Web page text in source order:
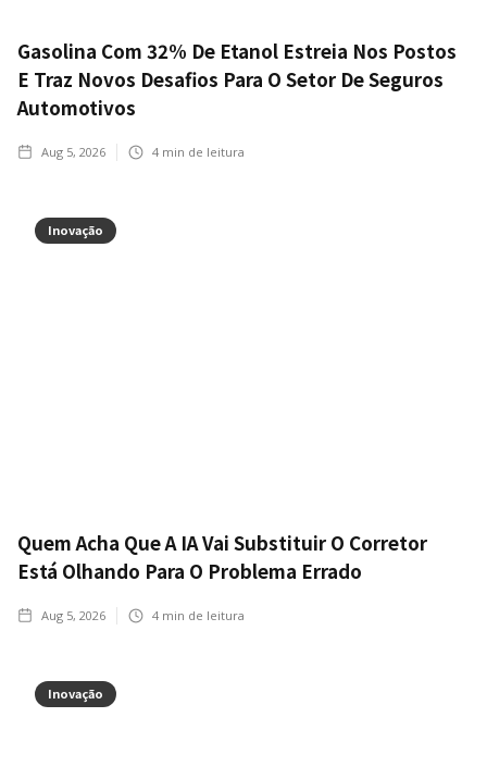
Gasolina Com 32% De Etanol Estreia Nos Postos
E Traz Novos Desafios Para O Setor De Seguros
Automotivos
Aug 5, 2026 4 min de leitura
Inovação
Quem Acha Que A IA Vai Substituir O Corretor
Está Olhando Para O Problema Errado
Aug 5, 2026 4 min de leitura
Inovação